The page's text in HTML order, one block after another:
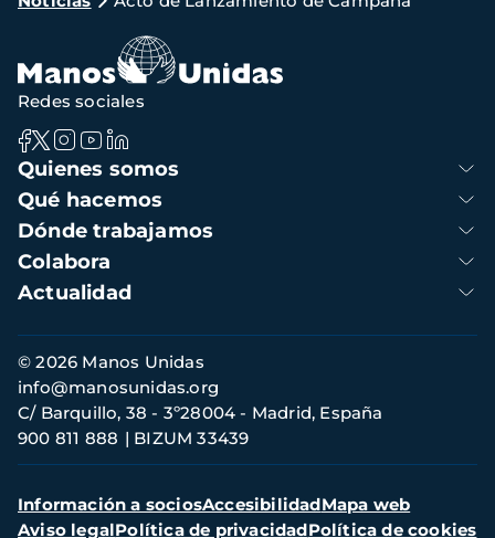
de
navegación
Navegación
principal
Quienes somos
Qué hacemos
Dónde trabajamos
Colabora
Actualidad
Redes sociales
Información
de
contacto
© 2026 Manos Unidas
C/ Barquillo, 38 - 3º28004 - Madrid, España
900 811 888
BIZUM 33439
info@manosunidas.org
Menú
secundario
Información a sociosAccesibilidadMapa web
Aviso legalPolítica de privacidadPolítica de cookies